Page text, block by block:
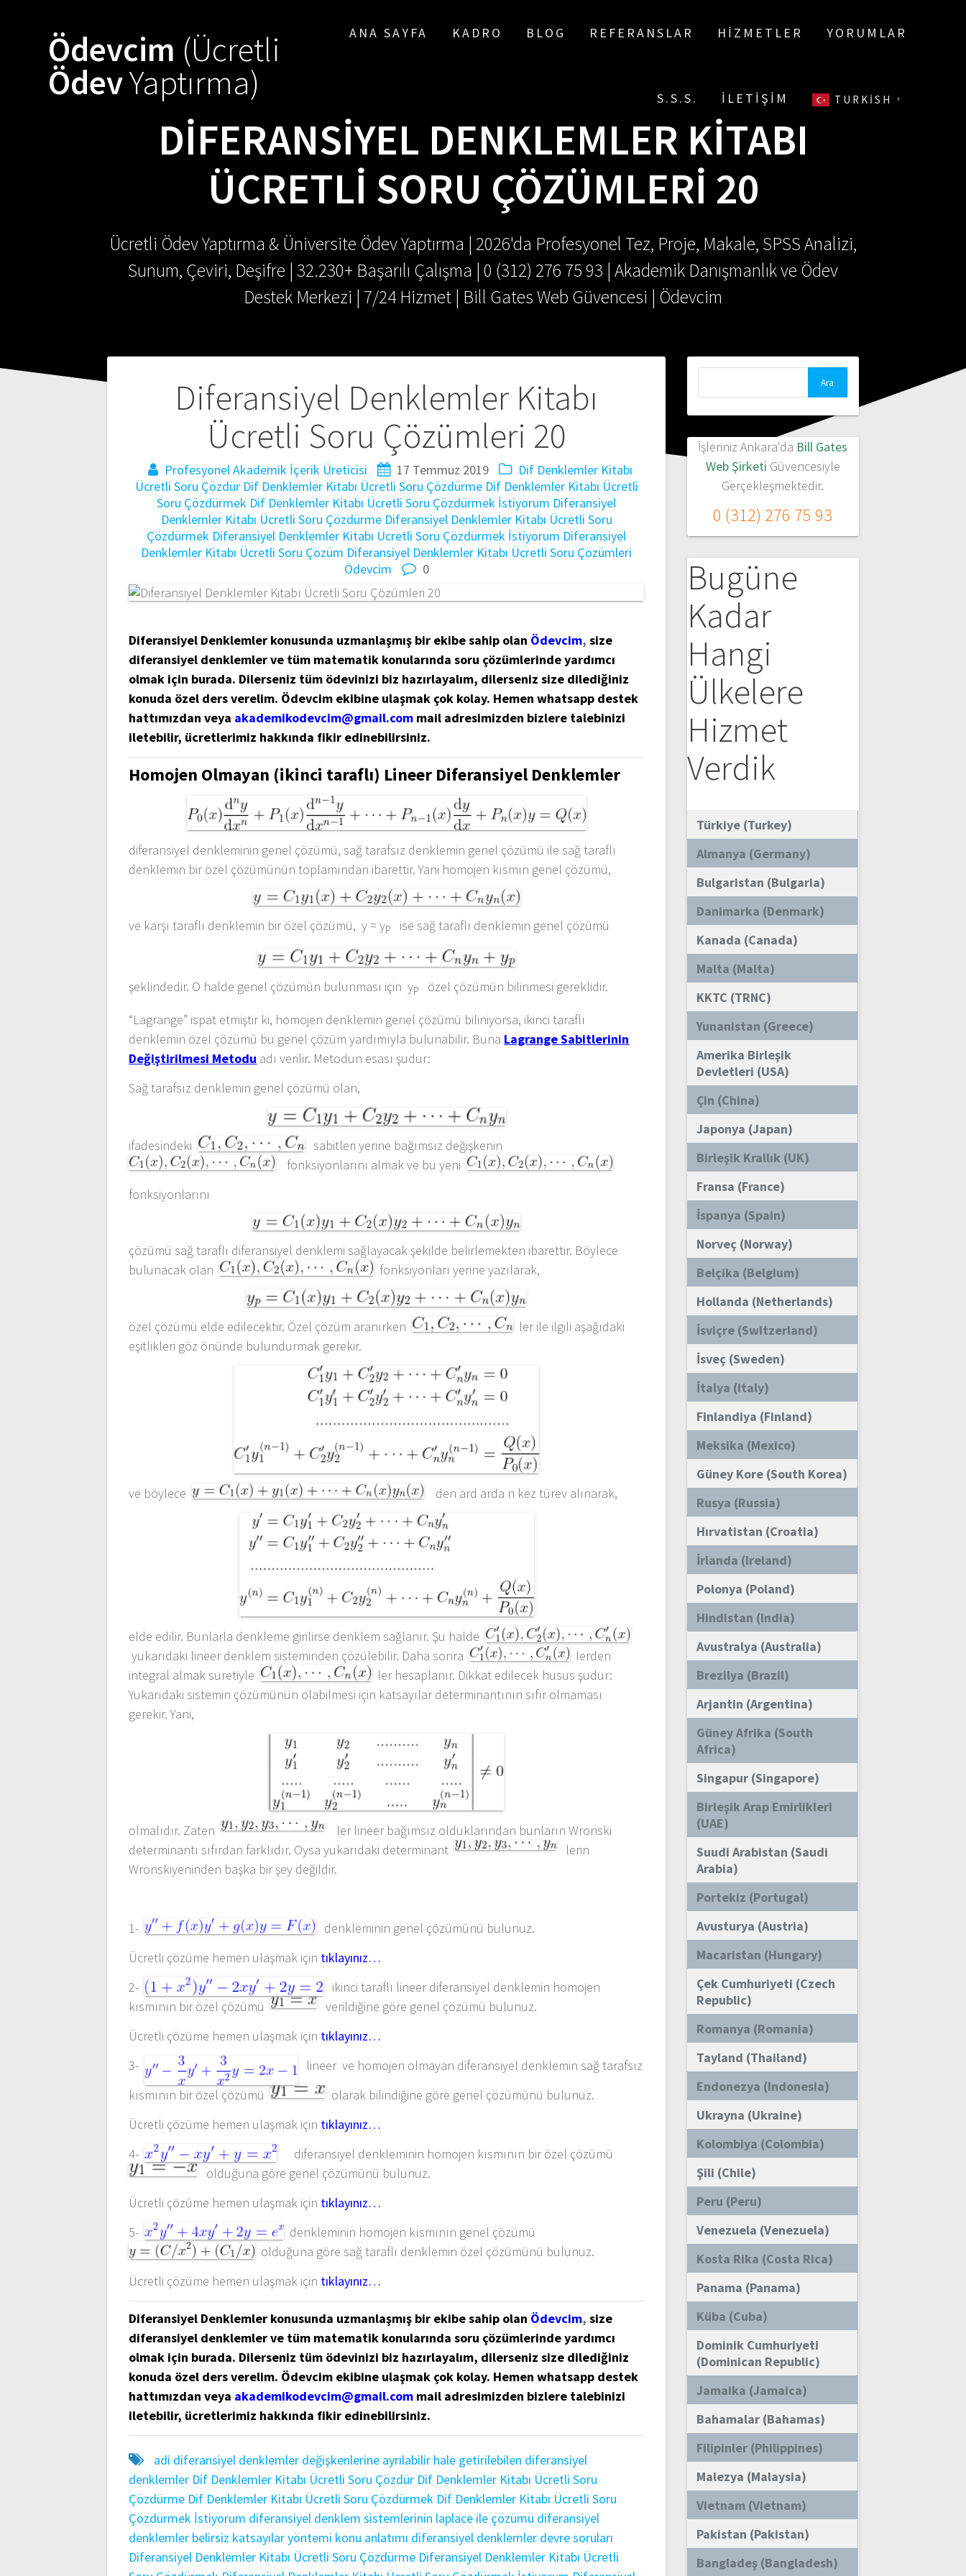
Ödevcim (Ücretli
ÖdevYaptırma)
ANA SAYFA KADRO BLOG REFERANSLAR HIZMETLER YORUMLAR
S.S.S. İLETIŞIM TURKISH ▼
DIFERANSIYEL DENKLEMLER KITABI
ÜCRETLI SORU ÇÖZÜMLERI 20
Ücretli Ödev Yaptırma & Üniversite Ödev Yaptırma | 2026'da Profesyonel Tez, Proje, Makale, SPSS Analizi,
Sunum, Çeviri, Deşifre | 32.230+ Başarılı Çalışma | 0 (312) 276 75 93 | Akademik Danışmanlık ve Ödev
Destek Merkezi | 7/24 Hizmet | Bill Gates Web Güvencesi | Ödevcim
Diferansiyel Denklemler Kitabı
Ücretli Soru Çözümleri 20
Profesyonel Akademik İçerik Üreticisi 17 Temmuz 2019
Dif Denklemler Kitabı
Ücretli Soru Çözdür Dif Denklemler Kitabı Ücretli Soru Çözdürme Dif Denklemler Kitabı Ücretli
Soru Çözdürmek Dif Denklemler Kitabı Ücretli Soru Çözdürmek İstiyorum Diferansiyel
Denklemler Kitabı Ücretli Soru Çözdürme Diferansiyel Denklemler Kitabı Ücretli Soru
Çözdürmek Diferansiyel Denklemler Kitabı Ücretli Soru Çözdürmek İstiyorum Diferansiyel
Denklemler Kitabı Ücretli Soru Çözüm Diferansiyel Denklemler Kitabı Ücretli Soru Çözümleri
Ödevcim
0
Diferansiyel Denklemler konusunda uzmanlaşmış bir ekibe sahip olan Ödevcim,size
diferansiyel denklemler ve tüm matematik konularında soru çözümlerinde yardımcı
olmak için burada. Dilerseniz tüm ödevinizi biz hazırlayalım, dilerseniz size dilediğiniz
konuda özel ders verelim. Ödevcim ekibine ulaşmak çok kolay. Hemen whatsapp destek
hattımızdan veya akademikodevcim@gmail.com mail adresimizden bizlere talebinizi
iletebilir, ücretlerimiz hakkında fikir edinebilirsiniz.
Homojen Olmayan (ikinci taraflı) Lineer Diferansiyel Denklemler
diferansiyel denkleminin genel çözümü, sağ tarafsız denklemin genel çözümü ile sağ taraflı
denklemin bir özel çözümünün toplamından ibarettir. Yani homojen kısmın genel çözümü,
ve karşı taraflı denklemin bir özel çözümü, y = yP ise sağ taraflı denklemin genel çözümü
şeklindedir. O halde genel çözümün bulunması için yP özel çözümün bilinmesi gereklidir.
“Lagrange” ispat etmiştir ki, homojen denklemin genel çözümü biliniyorsa, ikinci taraflı
denklemin özel çözümü bu genel çözüm yardımıyla bulunabilir. Buna Lagrange Sabitlerinin
Değiştirilmesi Metodu adı verilir. Metodun esası şudur:
Sağ tarafsız denklemin genel çözümü olan,
ifadesindeki
sabitleri yerine bağımsız değişkenin
fonksiyonlarını almak ve bu yeni
fonksiyonlarını
çözümü sağ taraflı diferansiyel denklemi sağlayacak şekilde belirlemekten ibarettir. Böylece
bulunacak olan
fonksiyonları yerine yazılarak,
özel çözümü elde edilecektir. Özel çözüm aranırken
ler ile ilgili aşağıdaki
eşitlikleri göz önünde bulundurmak gerekir.
ve böylece den ard arda n kez türev alınarak,
elde edilir. Bunlarla denkleme girilirse denklem sağlanır. Şu halde
yukarıdaki lineer denklem sisteminden çözülebilir. Daha sonra
lerden
integral almak suretiyle
ler hesaplanır. Dikkat edilecek husus şudur:
Yukarıdaki sistemin çözümünün olabilmesi için katsayılar determinantının sıfır olmaması
gerekir. Yani,
olmalıdır. Zaten
ler lineer bağımsız olduklarından bunların Wronski
determinantı sıfırdan farklıdır. Oysa yukarıdaki determinant
lerin
Wronskiyeninden başka bir şey değildir.
1-
denkleminin genel çözümünü bulunuz.
Ücretli çözüme hemen ulaşmak için tıklayınız…
2-
ikinci taraflı lineer diferansiyel denklemin homojen
kısmının bir özel çözümü
verildiğine göre genel çözümü bulunuz.
Ücretli çözüme hemen ulaşmak için tıklayınız…
3-
lineer ve homojen olmayan diferansiyel denklemin sağ tarafsız
kısmının bir özel çözümü
olarak bilindiğine göre genel çözümünü bulunuz.
Ücretli çözüme hemen ulaşmak için tıklayınız…
4-
diferansiyel denkleminin homojen kısmının bir özel çözümü
olduğuna göre genel çözümünü bulunuz.
Ücretli çözüme hemen ulaşmak için tıklayınız…
5-
denkleminin homojen kısmının genel çözümü
olduğuna göre sağ taraflı denklemin özel çözümünü bulunuz.
Ücretli çözüme hemen ulaşmak için tıklayınız…
Diferansiyel Denklemler konusunda uzmanlaşmış bir ekibe sahip olan Ödevcim, size
diferansiyel denklemler ve tüm matematik konularında soru çözümlerinde yardımcı
olmak için burada. Dilerseniz tüm ödevinizi biz hazırlayalım, dilerseniz size dilediğiniz
konuda özel ders verelim. Ödevcim ekibine ulaşmak çok kolay. Hemen whatsapp destek
hattımızdan veya akademikodevcim@gmail.com mail adresimizden bizlere talebinizi
iletebilir, ücretlerimiz hakkında fikir edinebilirsiniz.
adi diferansiyel denklemler değişkenlerine ayrılabilir hale getirilebilen diferansiyel
denklemler Dif Denklemler Kitabı Ücretli Soru Çözdür Dif Denklemler Kitabı Ücretli Soru
Çözdürme Dif Denklemler Kitabı Ücretli Soru Çözdürmek Dif Denklemler Kitabı Ücretli Soru
Çözdürmek İstiyorum diferansiyel denklem sistemlerinin laplace ile çözümü diferansiyel
denklemler belirsiz katsayılar yöntemi konu anlatımı diferansiyel denklemler devre soruları
Diferansiyel Denklemler Kitabı Ücretli Soru Çözdürme Diferansiyel Denklemler Kitabı Ücretli
Yazı
gezinmesi
İşleriniz Ankara'da Bill Gates
Web Şirketi Güvencesiyle
Gerçekleşmektedir.
0 (312) 276 75 93
Bugüne
Kadar
Hangi
Ülkelere
Hizmet
Verdik
Türkiye (Turkey)
Almanya (Germany)
Bulgaristan (Bulgaria)
Danimarka (Denmark)
Kanada (Canada)
Malta (Malta)
KKTC (TRNC)
Yunanistan (Greece)
Amerika Birleşik
Devletleri (USA)
Çin (China)
Japonya (Japan)
Birleşik Krallık (UK)
Fransa (France)
İspanya (Spain)
Norveç (Norway)
Belçika (Belgium)
Hollanda (Netherlands)
İsviçre (Switzerland)
İsveç (Sweden)
İtalya (Italy)
Finlandiya (Finland)
Meksika (Mexico)
Güney Kore (South Korea)
Rusya (Russia)
Hırvatistan (Croatia)
İrlanda (Ireland)
Polonya (Poland)
Hindistan (India)
Avustralya (Australia)
Brezilya (Brazil)
Arjantin (Argentina)
Güney Afrika (South
Africa)
Singapur (Singapore)
Birleşik Arap Emirlikleri
(UAE)
Suudi Arabistan (Saudi
Arabia)
Portekiz (Portugal)
Avusturya (Austria)
Macaristan (Hungary)
Çek Cumhuriyeti (Czech
Republic)
Romanya (Romania)
Tayland (Thailand)
Endonezya (Indonesia)
Ukrayna (Ukraine)
Kolombiya (Colombia)
Şili (Chile)
Peru (Peru)
Venezuela (Venezuela)
Kosta Rika (Costa Rica)
Panama (Panama)
Küba (Cuba)
Dominik Cumhuriyeti
(Dominican Republic)
Jamaika (Jamaica)
Bahamalar (Bahamas)
Filipinler (Philippines)
Malezya (Malaysia)
Vietnam (Vietnam)
Pakistan (Pakistan)
Bangladeş (Bangladesh)